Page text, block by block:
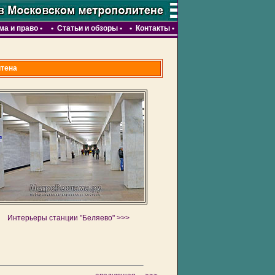
и право• • Статьи и обзоры• • Контакты•
Интерьеры станции "Беляево" >>>